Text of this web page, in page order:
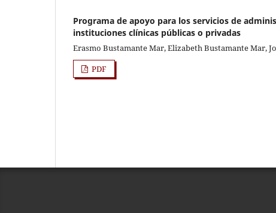
Programa de apoyo para los servicios de
instituciones clínicas públicas o privadas
Erasmo Bustamante Mar, Elizabeth Bustamante Mar,
PDF